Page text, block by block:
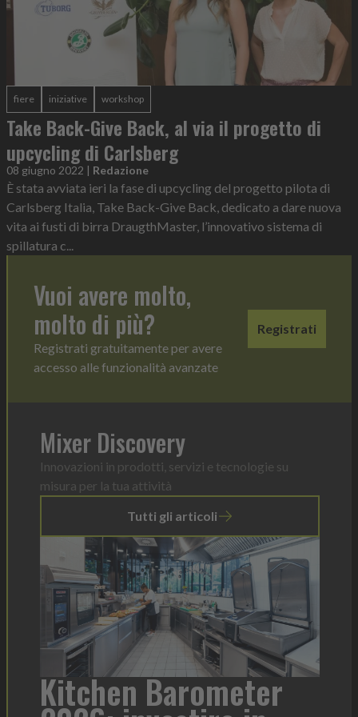
fiere iniziative workshop
Take Back-Give Back, al via il progetto di
upcycling di Carlsberg
08 giugno 2022 | Redazione
È stata avviata ieri la fase di upcycling del progetto pilota di
Carlsberg Italia, Take Back-Give Back, dedicato a dare nuova
vita ai fusti di birra DraugthMaster, l’innovativo sistema di
spillatura c...
Vuoi avere molto,
molto di più?
Registrati gratuitamente per avere
accesso alle funzionalità avanzate
Registrati
Mixer Discovery
Innovazioni in prodotti, servizi e tecnologie su
misura per la tua attività
Tutti gli articoli
Heinz Mayonnaise: un